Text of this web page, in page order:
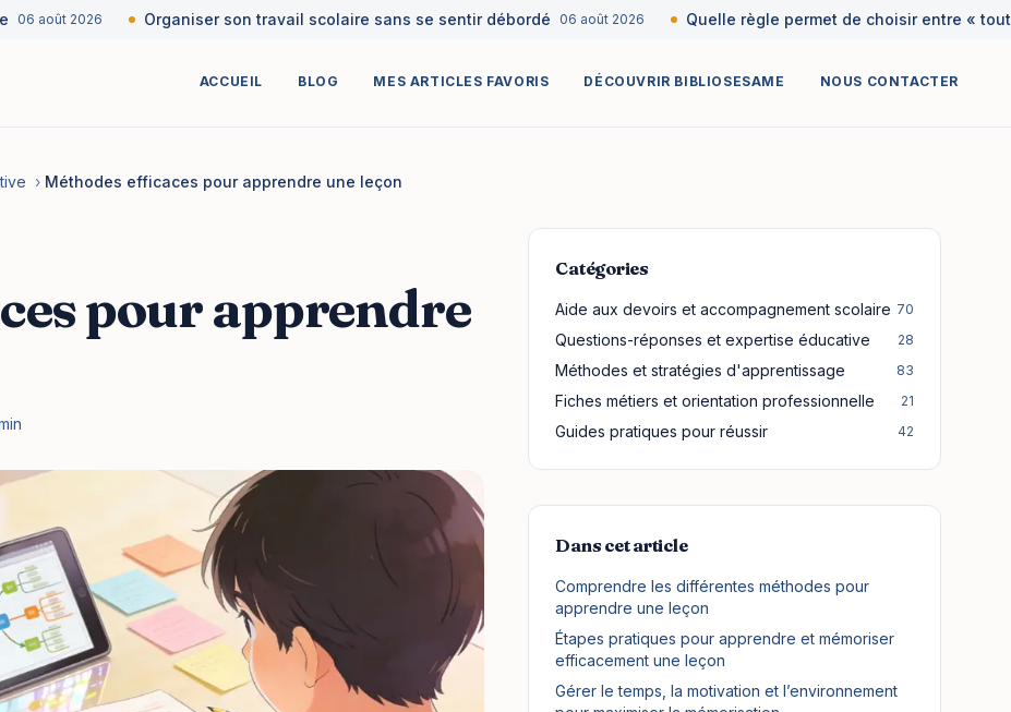
août 2026 Organiser son travail scolaire sans se sentir débordé 06 août 2026 Quelle règle permet de choisir entre « tout »
ACCUEIL BLOG MES ARTICLES FAVORIS DÉCOUVRIR BIBLIOSESAME NOUS CONTACTER
› Méthodes efficaces pour apprendre une leçon
pour apprendre
Catégories
Aide aux devoirs et accompagnement scolaire 70
Questions-réponses et expertise éducative 28
Méthodes et stratégies d'apprentissage 83
Fiches métiers et orientation professionnelle 21
Guides pratiques pour réussir 42
Dans cet article
Comprendre les différentes méthodes pour
apprendre une leçon
Étapes pratiques pour apprendre et mémoriser
efficacement une leçon
Gérer le temps, la motivation et l’environnement